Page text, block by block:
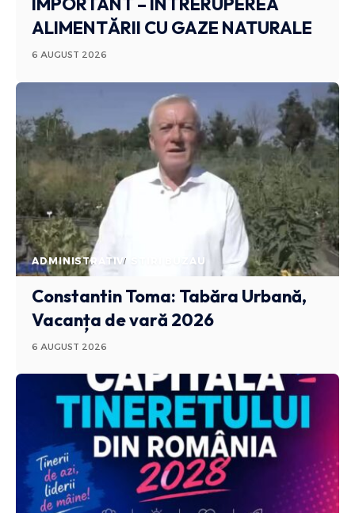
ALIMENTĂRII CU GAZE NATURALE
6 AUGUST 2026
ADMINISTRATIV STIRI BUZAU
Constantin Toma: Tabăra Urbană,
Vacanța de vară 2026
6 AUGUST 2026